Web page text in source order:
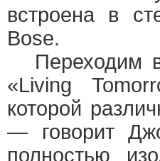
встроена в
Bose.
Переходим в
«Living
которой
— говорит
полностью